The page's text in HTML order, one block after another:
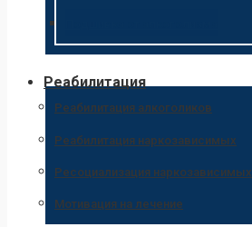
Реабилитация
Реабилитация алкоголиков
Реабилитация наркозависимых
Ресоциализация наркозависимых
Мотивация на лечение